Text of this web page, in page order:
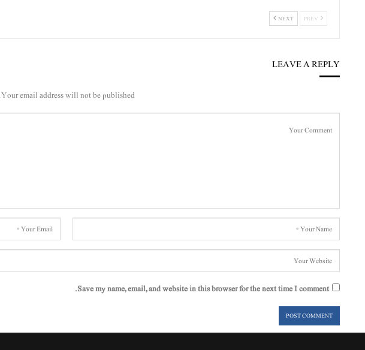
NEXT
LEAVE A REPLY
Your email address will not be published.
Save my name, email, and website in this browser for the next time I comment.